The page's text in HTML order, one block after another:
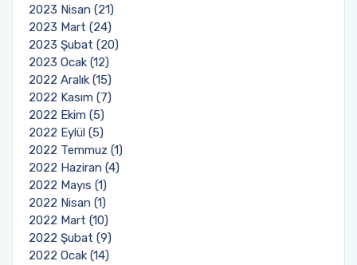
2023 Nisan (21)
2023 Mart (24)
2023 Şubat (20)
2023 Ocak (12)
2022 Aralık (15)
2022 Kasım (7)
2022 Ekim (5)
2022 Eylül (5)
2022 Temmuz (1)
2022 Haziran (4)
2022 Mayıs (1)
2022 Nisan (1)
2022 Mart (10)
2022 Şubat (9)
2022 Ocak (14)